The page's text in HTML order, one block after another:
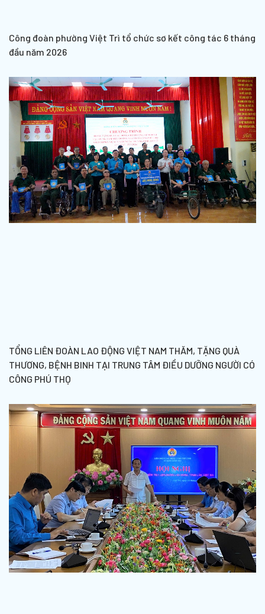
Công đoàn phường Việt Trì tổ chức sơ kết công tác 6 tháng
đầu năm 2026
TỔNG LIÊN ĐOÀN LAO ĐỘNG VIỆT NAM THĂM, TẶNG QUÀ
THƯƠNG, BỆNH BINH TẠI TRUNG TÂM ĐIỀU DƯỠNG NGƯỜI CÓ
CÔNG PHÚ THỌ